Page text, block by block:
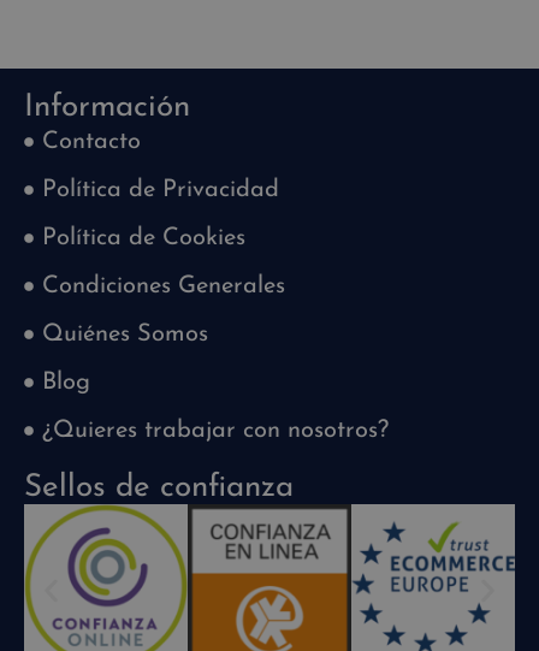
Información
Contacto
Política de Privacidad
Política de Cookies
Condiciones Generales
Quiénes Somos
Blog
¿Quieres trabajar con nosotros?
Sellos de confianza